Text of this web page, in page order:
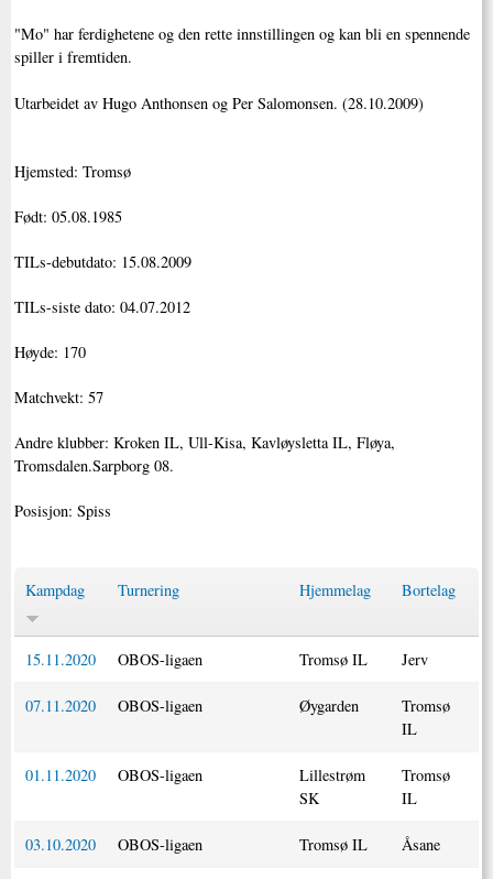
"Mo" har ferdighetene og den rette innstillingen og kan bli en spennende
spiller i fremtiden.
Utarbeidet av Hugo Anthonsen og Per Salomonsen. (28.10.2009)
Hjemsted: Tromsø
Født: 05.08.1985
TILs-debutdato: 15.08.2009
TILs-siste dato: 04.07.2012
Høyde: 170
Matchvekt: 57
Andre klubber: Kroken IL, Ull-Kisa, Kavløysletta IL, Fløya,
Tromsdalen.Sarpborg 08.
Posisjon: Spiss
Kampdag Turnering Hjemmelag Bortelag
15.11.2020 OBOS-ligaen Tromsø IL Jerv
07.11.2020 OBOS-ligaen Øygarden
Tromsø
IL
01.11.2020 OBOS-ligaen
Lillestrøm
SK
Tromsø
IL
03.10.2020 OBOS-ligaen Tromsø IL Åsane